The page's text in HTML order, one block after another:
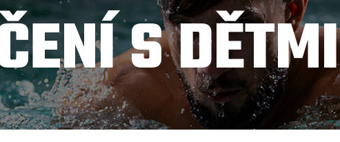
S DĚTMI